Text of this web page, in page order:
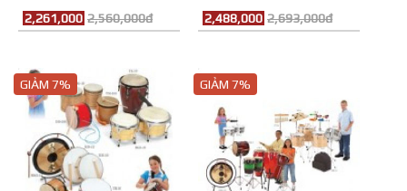
2,261,000 2,560,000đ
CRS-19
2,488,000 2,693,000đ
GIẢM 7% GIẢM 7%